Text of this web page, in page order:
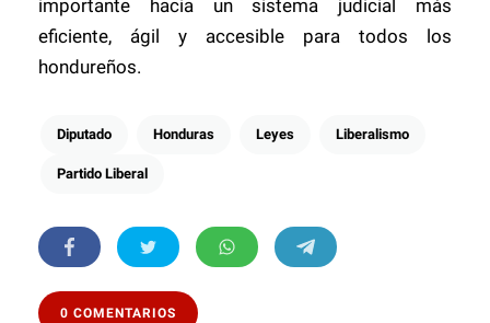
importante hacia un sistema judicial más
eficiente, ágil y accesible para todos los
hondureños.
Diputado Honduras Leyes Liberalismo
Partido Liberal
0 COMENTARIOS